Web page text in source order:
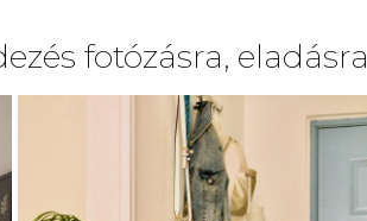
fotózásra, eladásra